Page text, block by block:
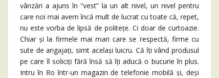
vânzări a ajuns în ”vest” la un alt nivel, un nivel pentru
care noi mai avem încă mult de lucrat cu toate că, repet,
nu este vorba de lipsă de politețe. Ci doar de curtoazie.
Chiar și la firmele mai mari care se respectă, firme cu
sute de angajați, simt același luicru. Că îți vând produsul
pe care îl soliciți fără însă să îți aducă o bucurie în plus.
Intru în Ro într-un magazin de telefonie mobilă și, deși